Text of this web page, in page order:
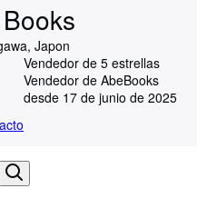
Japon
Vendedor de 5 estrellas
Vendedor de AbeBooks
desde 17 de junio de 2025